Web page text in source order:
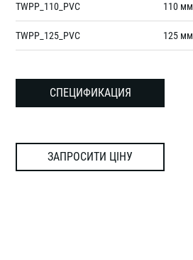
TWPP_110_PVC 110 мм
TWPP_125_PVC 125 мм
СПЕЦИФИКАЦИЯ
ЗАПРОСИТИ ЦІНУ